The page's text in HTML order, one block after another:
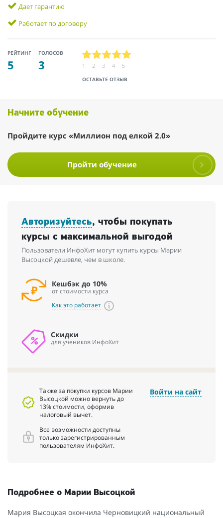
Дает гарантию
Работает по договору
РЕЙТИНГ
5
ГОЛОСОВ
3
ОСТАВЬТЕ ОТЗЫВ
1 2 3 4 5
Начните обучение
Пройдите курс «Миллион под елкой 2.0»
Пройти обучение
Авторизуйтесь, чтобы покупать
курсы с максимальной выгодой
Пользователи ИнфоХит могут купить курсы Марии
Высоцкой дешевле, чем в школе.
Кешбэк до 10%
от стоимости курса
Как это работает
Скидки
для учеников ИнфоХит
Также за покупки курсов Марии
Высоцкой можно вернуть до
13% стоимости, оформив
налоговый вычет.
Все возможности доступны
только зарегистрированным
пользователям ИнфоХит.
Войти на сайт
Подробнее о Марии Высоцкой
Мария Высоцкая окончила Черновицкий национальный